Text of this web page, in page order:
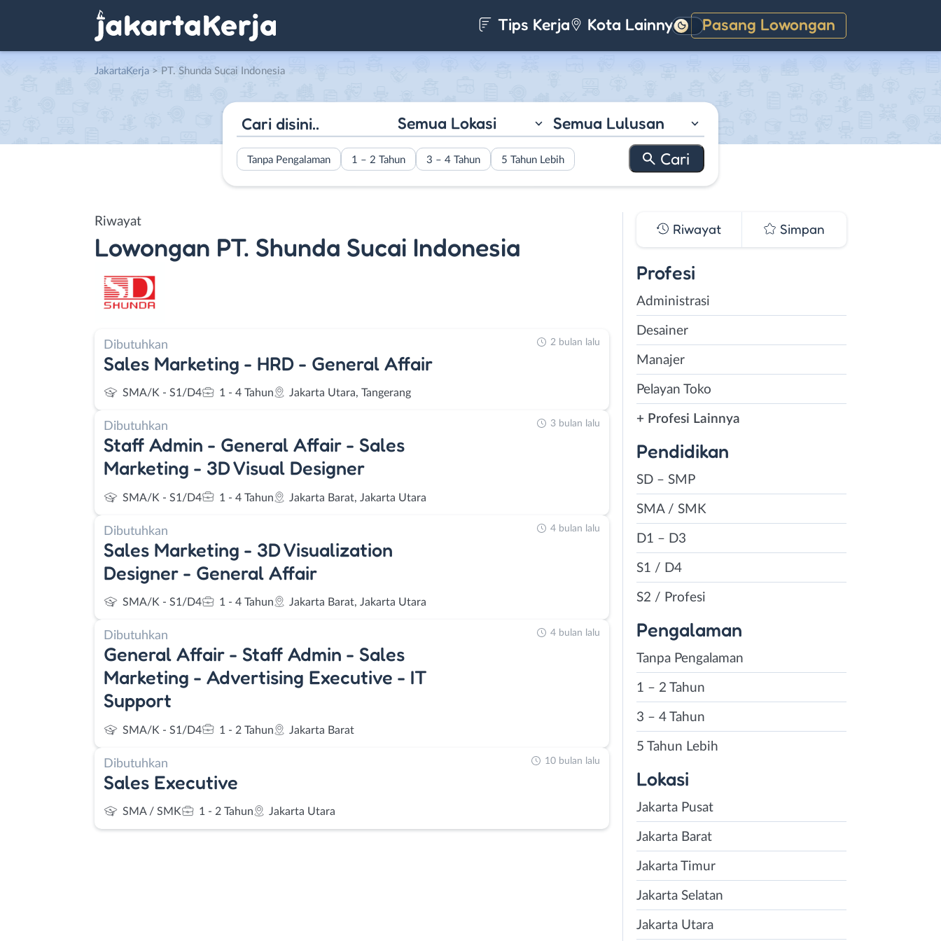
Tips Kerja Kota Lainnya Pasang Lowongan
Gelap
JakartaKerja > PT. Shunda Sucai Indonesia
Semua Lokasi Semua Lulusan
Tanpa Pengalaman 1 – 2 Tahun 3 – 4 Tahun 5 Tahun Lebih
Riwayat
Lowongan PT. Shunda Sucai Indonesia
Dibutuhkan
Sales Marketing - HRD - General Affair
SMA/K - S1/D4 1 - 4 Tahun Jakarta Utara, Tangerang
2 bulan lalu
Dibutuhkan
Staff Admin - General Affair - Sales
Marketing - 3D Visual Designer
SMA/K - S1/D4 1 - 4 Tahun Jakarta Barat, Jakarta Utara
3 bulan lalu
Dibutuhkan
Sales Marketing - 3D Visualization
Designer - General Affair
SMA/K - S1/D4 1 - 4 Tahun Jakarta Barat, Jakarta Utara
4 bulan lalu
Dibutuhkan
General Affair - Staff Admin - Sales
Marketing - Advertising Executive - IT
Support
SMA/K - S1/D4 1 - 2 Tahun Jakarta Barat
4 bulan lalu
Dibutuhkan
Sales Executive
SMA / SMK 1 - 2 Tahun Jakarta Utara
10 bulan lalu
Riwayat Simpan
Profesi
Administrasi
Desainer
Manajer
Pelayan Toko
+ Profesi Lainnya
Pendidikan
SD – SMP
SMA / SMK
D1 – D3
S1 / D4
S2 / Profesi
Pengalaman
Tanpa Pengalaman
1 – 2 Tahun
3 – 4 Tahun
5 Tahun Lebih
Lokasi
Jakarta Pusat
Jakarta Barat
Jakarta Timur
Jakarta Selatan
Jakarta Utara